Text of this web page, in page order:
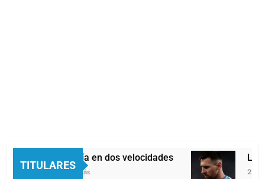
TITULARES
Economía en dos velocidades
2 Horas Atrás 2